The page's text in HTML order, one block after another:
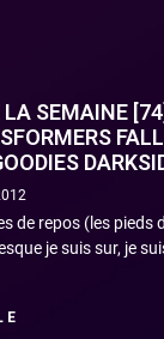
LA SEMAINE
de repos (les pieds
je suis sur, je